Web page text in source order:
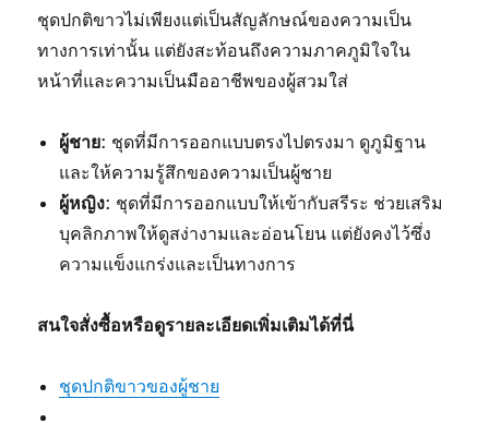
ชุดปกติขาวไม่เพียงแต่เป็นสัญลักษณ์ของความเป็น
ทางการเท่านั้น แต่ยังสะท้อนถึงความภาคภูมิใจใน
หน้าที่และความเป็นมืออาชีพของผู้สวมใส่
ผู้ชาย: ชุดที่มีการออกแบบตรงไปตรงมา ดูภูมิฐาน
และให้ความรู้สึกของความเป็นผู้ชาย
ผู้หญิง: ชุดที่มีการออกแบบให้เข้ากับสรีระ ช่วยเสริม
บุคลิกภาพให้ดูสง่างามและอ่อนโยน แต่ยังคงไว้ซึ่ง
ความแข็งแกร่งและเป็นทางการ
สนใจสั่งซื้อหรือดูรายละเอียดเพิ่มเติมได้ที่นี่
ชุดปกติขาวของผู้ชาย